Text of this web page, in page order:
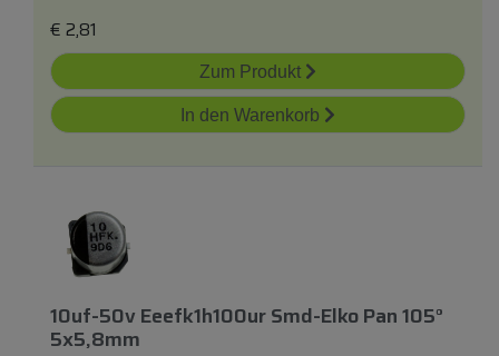
€ 2,81
Zum Produkt
In den Warenkorb
10uf-50v Eeefk1h100ur Smd-Elko Pan 105°
5x5,8mm